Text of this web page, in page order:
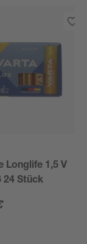
Longlife 1,5 V
24 Stück